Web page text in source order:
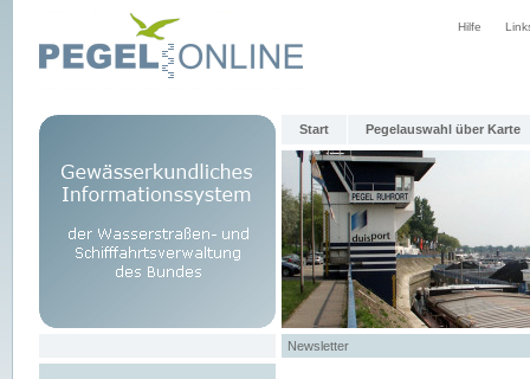
Hilfe
Start Pegelauswahl über Karte
Newsletter